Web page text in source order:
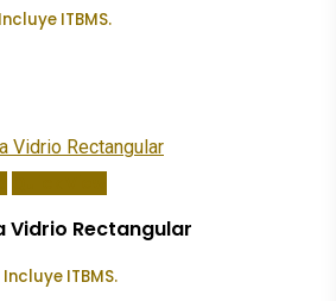
El
Incluye ITBMS.
Vidrio Rectangular
El
Incluye ITBMS.